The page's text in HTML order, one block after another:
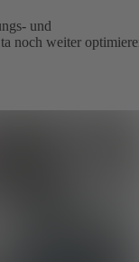
und
noch weiter